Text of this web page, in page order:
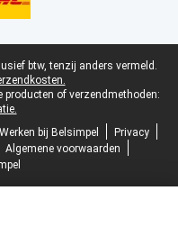
btw, tenzij anders vermeld.
producten of verzendmethoden:
Werken bij Belsimpel
Privacy
Algemene voorwaarden